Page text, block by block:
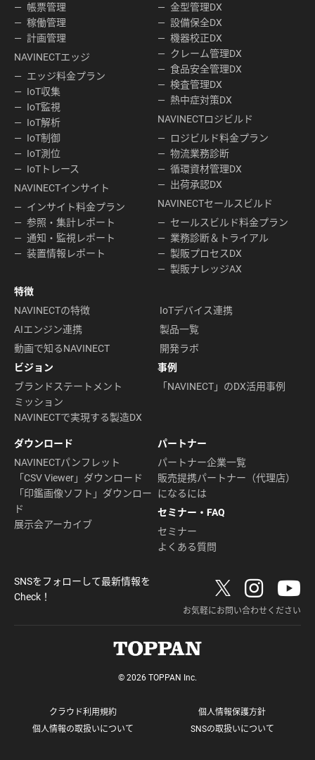
特徴
NAVINECTの特徴
IoTデバイス連携
AIエンジン連携
製品一覧
動画で知るNAVINECT
開発ラボ
ビジョン
ブランドステートメント
ミッション
NAVINECTで実現する製造DX
事例
「NAVINECT」のDX活用事例
パートナー
パートナー企業一覧
販売提携パートナー（代理店）
になるには
セミナー・FAQ
セミナー
よくある質問
ダウンロード
NAVINECTパンフレット
「CSV Viewer」ダウンロード
「印鑑画像ソフト」ダウンロー
ド
展示会アーカイブ
SNSをフォローして最新情報を
Check！
帳票管理
稼働管理
計画管理
NAVINECTエッジ
エッジ料金プラン
IoT収集
IoT監視
IoT解析
IoT制御
IoT測位
IoTトレース
NAVINECTインサイト
インサイト料金プラン
参照・集計レポート
通知・監視レポート
装置情報レポート
金型管理DX
設備保全DX
機器校正DX
クレーム管理DX
食品安全管理DX
検査管理DX
熱中症対策DX
NAVINECTロジビルド
ロジビルド料金プラン
物流業務診断
循環資材管理DX
出荷承認DX
NAVINECTセールスビルド
セールスビルド料金プラン
業務診断＆トライアル
製販プロセスDX
製販ナレッジAX
お気軽にお問い合わせください
© 2026 TOPPAN Inc.
クラウド利用規約
個人情報保護方針
個人情報の取扱いについて
SNSの取扱いについて